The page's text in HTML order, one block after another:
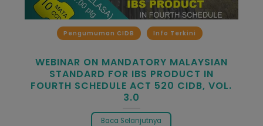
Pengumuman CIDB Info Terkini
WEBINAR ON MANDATORY MALAYSIAN
STANDARD FOR IBS PRODUCT IN
FOURTH SCHEDULE ACT 520 CIDB, VOL.
3.0
Baca Selanjutnya